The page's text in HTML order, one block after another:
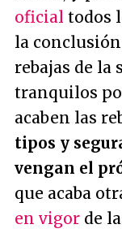
oficial todos
la
rebajas de la
tranquilos
acaben las
tipos y
vengan el
que acaba
en vigor de